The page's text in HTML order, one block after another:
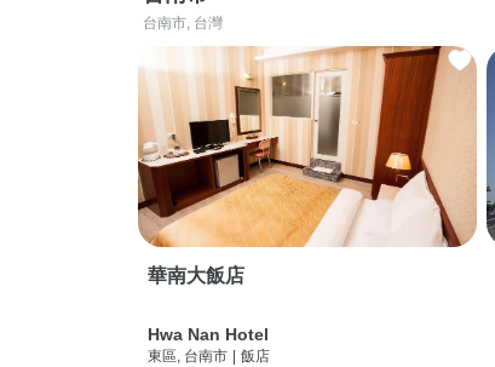
台南市, 台灣
華南大飯店
Hwa Nan Hotel
東區, 台南市 飯店